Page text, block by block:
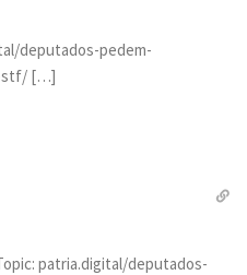
deputados-pedem-
stf/ […]
patria.digital/deputados-